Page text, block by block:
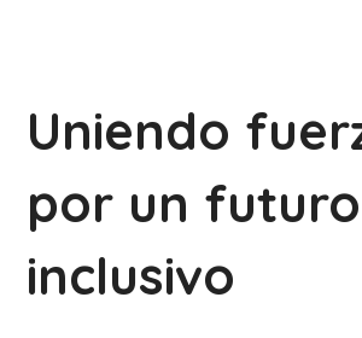
Uniendo
por un futuro
inclusivo